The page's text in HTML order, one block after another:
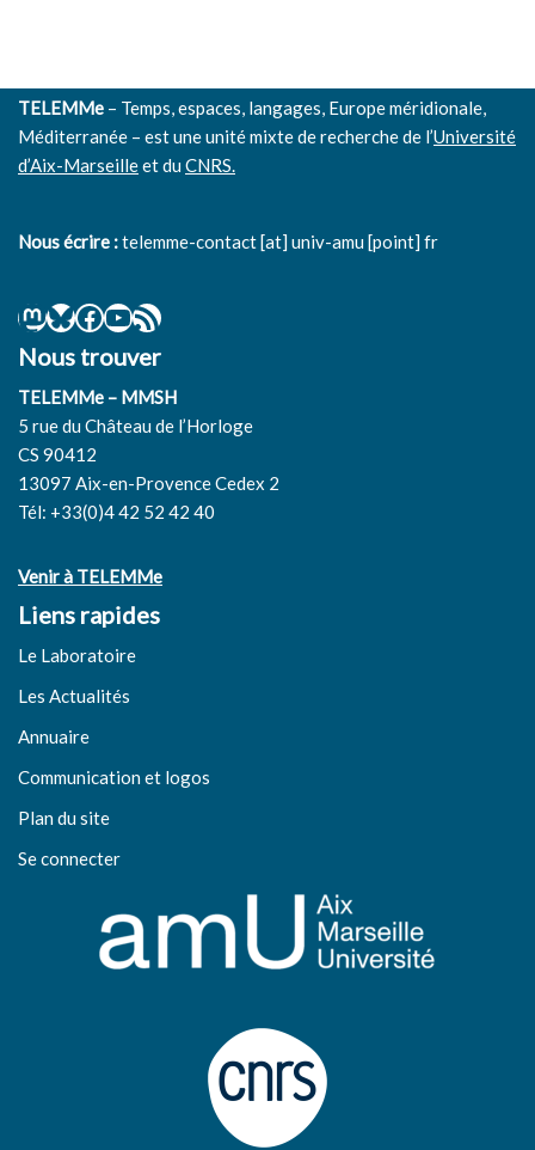
TELEMMe – Temps, espaces, langages, Europe méridionale,
Méditerranée – est une unité mixte de recherche de l’Université
d’Aix-Marseilleet duCNRS.
Nous écrire :telemme-contact [at] univ-amu [point] fr
Nous trouver
TELEMMe – MMSH
5 rue du Château de l’Horloge
CS 90412
13097 Aix-en-Provence Cedex 2
Tél: +33(0)4 42 52 42 40
Venir à TELEMMe
Liens rapides
Le Laboratoire
Les Actualités
Annuaire
Communication et logos
Plan du site
Se connecter